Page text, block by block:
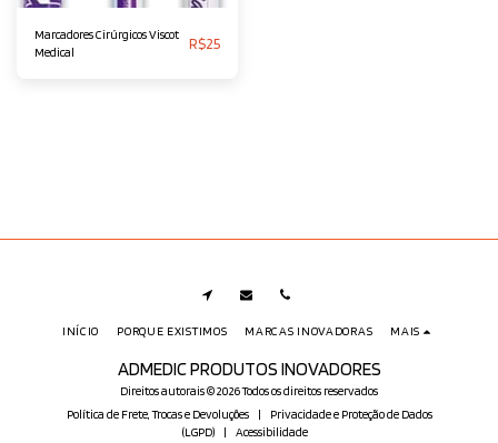
Marcadores Cirúrgicos Viscot
Medical
R$25
ADMEDIC PRODUTOS INOVADORES
Direitos autorais © 2026 Todos os direitos reservados
Política de Frete, Trocas e Devoluções|
Privacidade e Proteção de Dados
(LGPD)| Acessibilidade
INÍCIO PORQUE EXISTIMOS MARCAS INOVADORAS MAIS